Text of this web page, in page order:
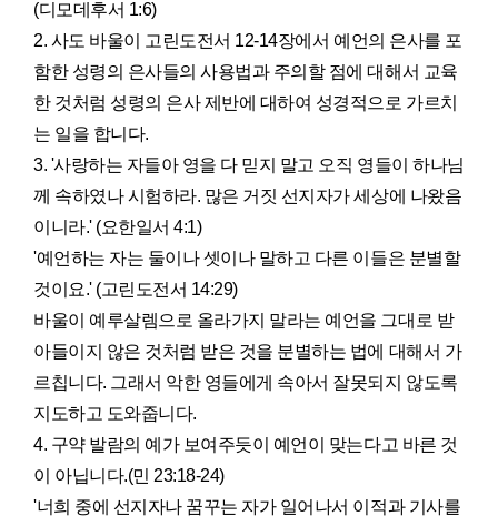
(디모데후서 1:6)
2. 사도 바울이 고린도전서 12-14장에서 예언의 은사를 포
함한 성령의 은사들의 사용법과 주의할 점에 대해서 교육
한 것처럼 성령의 은사 제반에 대하여 성경적으로 가르치
는 일을 합니다.
3. '사랑하는 자들아 영을 다 믿지 말고 오직 영들이 하나님
께 속하였나 시험하라. 많은 거짓 선지자가 세상에 나왔음
이니라.' (요한일서 4:1)
'예언하는 자는 둘이나 셋이나 말하고 다른 이들은 분별할
것이요.' (고린도전서 14:29)
바울이 예루살렘으로 올라가지 말라는 예언을 그대로 받
아들이지 않은 것처럼 받은 것을 분별하는 법에 대해서 가
르칩니다. 그래서 악한 영들에게 속아서 잘못되지 않도록
지도하고 도와줍니다.
4. 구약 발람의 예가 보여주듯이 예언이 맞는다고 바른 것
이 아닙니다.(민 23:18-24)
'너희 중에 선지자나 꿈꾸는 자가 일어나서 이적과 기사를